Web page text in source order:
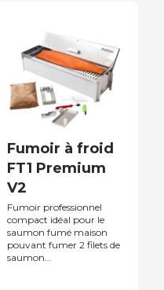
Fumoir à froid
FT1 Premium
V2
Fumoir professionnel
compact idéal pour le
saumon fumé maison
pouvant fumer 2 filets de
saumon...